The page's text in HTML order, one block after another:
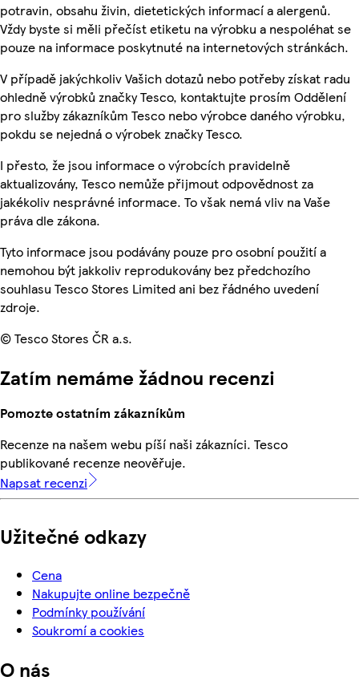
potravin, obsahu živin, dietetických informací a alergenů.
Vždy byste si měli přečíst etiketu na výrobku a nespoléhat se
pouze na informace poskytnuté na internetových stránkách.
V případě jakýchkoliv Vašich dotazů nebo potřeby získat radu
ohledně výrobků značky Tesco, kontaktujte prosím Oddělení
pro služby zákazníkům Tesco nebo výrobce daného výrobku,
pokdu se nejedná o výrobek značky Tesco.
I přesto, že jsou informace o výrobcích pravidelně
aktualizovány, Tesco nemůže přijmout odpovědnost za
jakékoliv nesprávné informace. To však nemá vliv na Vaše
práva dle zákona.
Tyto informace jsou podávány pouze pro osobní použití a
nemohou být jakkoliv reprodukovány bez předchozího
souhlasu Tesco Stores Limited ani bez řádného uvedení
zdroje.
© Tesco Stores ČR a.s.
Zatím nemáme žádnou recenzi
Pomozte ostatním zákazníkům
Recenze na našem webu píší naši zákazníci. Tesco
publikované recenze neověřuje.
Napsat recenzi
Užitečné odkazy
Cena
Nakupujte online bezpečně
Podmínky používání
Soukromí a cookies
O nás